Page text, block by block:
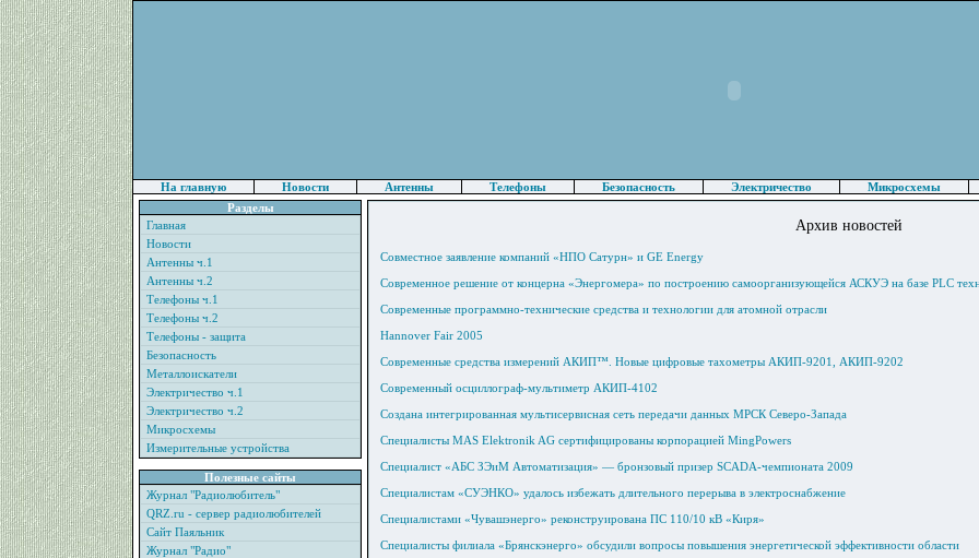
На главную Новости Антенны Телефоны Безопасность Электричество
Микросхемы
Разделы
Главная
Новости
Антенны ч.1
Антенны ч.2
Телефоны ч.1
Телефоны ч.2
Телефоны - защита
Безопасность
Металлоискатели
Электричество ч.1
Электричество ч.2
Микросхемы
Измерительные устройства
Полезные сайты
Журнал "Радиолюбитель"
QRZ.ru - сервер радиолюбителей
Сайт Паяльник
Журнал "Радио"
Архив новостей
Совместное заявление компаний «НПО Сатурн» и GE Energy
Современное решение от концерна «Энергомера» по построению самоорганизующейся АСКУЭ на базе PLC
Современные программно-технические средства и технологии для атомной отрасли
Hannover Fair 2005
Современные средства измерений АКИП™. Новые цифровые тахометры АКИП-9201, АКИП-9202
Современный осциллограф-мультиметр АКИП-4102
Создана интегрированная мультисервисная сеть передачи данных МРСК Северо-Запада
Специалисты MAS Elektronik AG сертифицированы корпорацией MingPowers
Специалист «АБС ЗЭиМ Автоматизация» — бронзовый призер SCADA-чемпионата 2009
Специалистам «СУЭНКО» удалось избежать длительного перерыва в электроснабжение
Специалистами «Чувашэнерго» реконструирована ПС 110/10 кВ «Киря»
Специалисты филиала «Брянскэнерго» обсудили вопросы повышения энергетической эффективности области